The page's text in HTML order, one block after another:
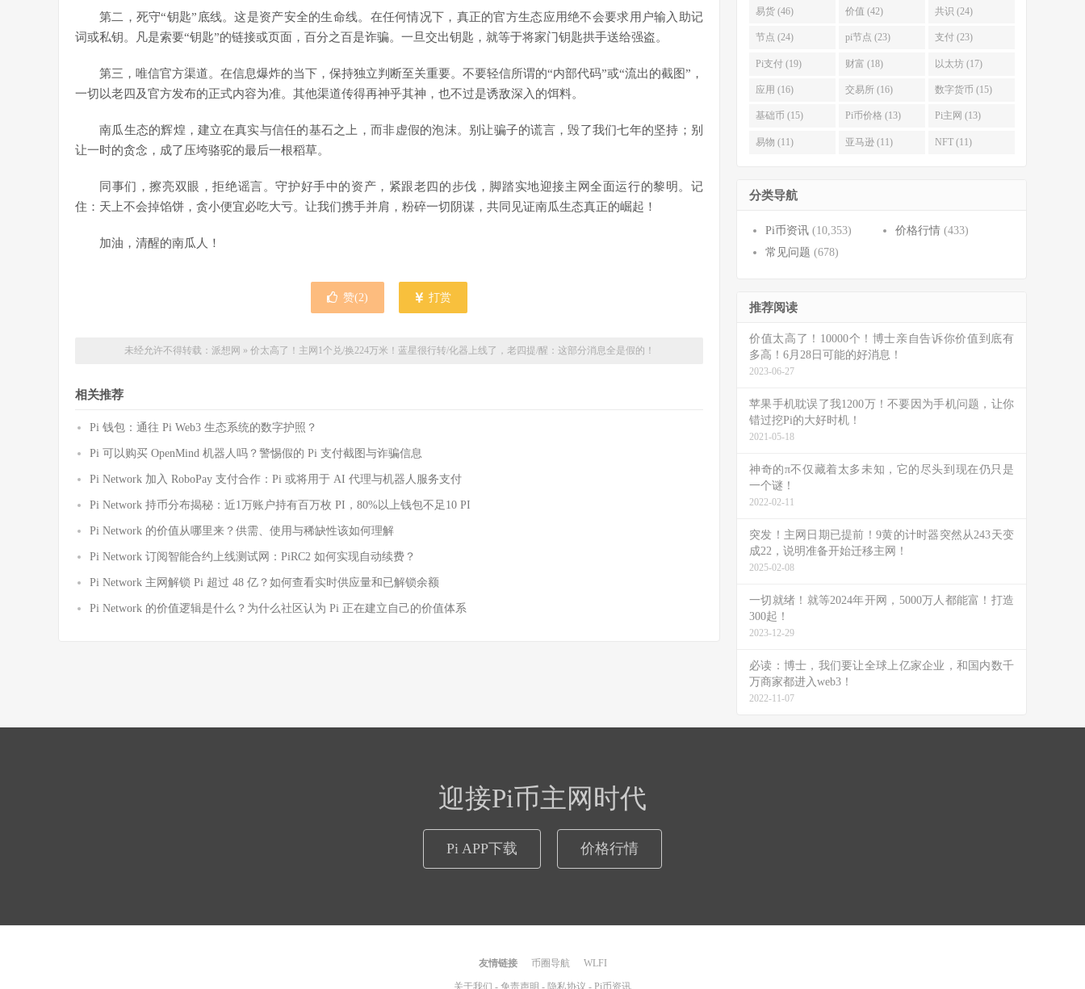
第二，死守“钥匙”底线。这是资产安全的生命线。在任何情况下，真正的官方生态应用绝不会要求用户输入助记
词或私钥。凡是索要“钥匙”的链接或页面，百分之百是诈骗。一旦交出钥匙，就等于将家门钥匙拱手送给强盗。
第三，唯信官方渠道。在信息爆炸的当下，保持独立判断至关重要。不要轻信所谓的“内部代码”或“流出的截图”，
一切以老四及官方发布的正式内容为准。其他渠道传得再神乎其神，也不过是诱敌深入的饵料。
南瓜生态的辉煌，建立在真实与信任的基石之上，而非虚假的泡沫。别让骗子的谎言，毁了我们七年的坚持；别
让一时的贪念，成了压垮骆驼的最后一根稻草。
同事们，擦亮双眼，拒绝谣言。守护好手中的资产，紧跟老四的步伐，脚踏实地迎接主网全面运行的黎明。记
住：天上不会掉馅饼，贪小便宜必吃大亏。让我们携手并肩，粉碎一切阴谋，共同见证南瓜生态真正的崛起！
加油，清醒的南瓜人！
赞(2) 打赏
未经允许不得转载： 派想网 » 价太高了！主网1个兑/换224万米！蓝星很行转/化器上线了，老四提/醒：这部分消息全是假的！
相关推荐
Pi 钱包：通往 Pi Web3 生态系统的数字护照？
Pi 可以购买 OpenMind 机器人吗？警惕假的 Pi 支付截图与诈骗信息
Pi Network 加入 RoboPay 支付合作：Pi 或将用于 AI 代理与机器人服务支付
Pi Network 持币分布揭秘：近1万账户持有百万枚 PI，80%以上钱包不足10 PI
Pi Network 的价值从哪里来？供需、使用与稀缺性该如何理解
Pi Network 订阅智能合约上线测试网：PiRC2 如何实现自动续费？
Pi Network 主网解锁 Pi 超过 48 亿？如何查看实时供应量和已解锁余额
Pi Network 的价值逻辑是什么？为什么社区认为 Pi 正在建立自己的价值体系
易货 (46) 价值 (42) 共识 (24)
节点 (24) pi节点 (23) 支付 (23)
Pi支付 (19) 财富 (18) 以太坊 (17)
应用 (16) 交易所 (16) 数字货币 (15)
基础币 (15) Pi币价格 (13) Pi主网 (13)
易物 (11) 亚马逊 (11) NFT (11)
分类导航
Pi币资讯 (10,353) 价格行情 (433)
常见问题 (678)
推荐阅读
价值太高了！10000个！博士亲自告诉你价值到底有
多高！6月28日可能的好消息！
2023-06-27
苹果手机耽误了我1200万！不要因为手机问题，让你
错过挖Pi的大好时机！
2021-05-18
神奇的π不仅藏着太多未知，它的尽头到现在仍只是
一个谜！
2022-02-11
突发！主网日期已提前！9黄的计时器突然从243天变
成22，说明准备开始迁移主网！
2025-02-08
一切就绪！就等2024年开网，5000万人都能富！打造
300起！
2023-12-29
必读：博士，我们要让全球上亿家企业，和国内数千
万商家都进入web3！
2022-11-07
迎接Pi币主网时代
Pi APP下载 价格行情
友情链接 币圈导航 WLFI